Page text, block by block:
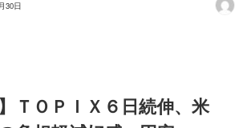
30日
ＴＯＰＩＸ６日続伸、米